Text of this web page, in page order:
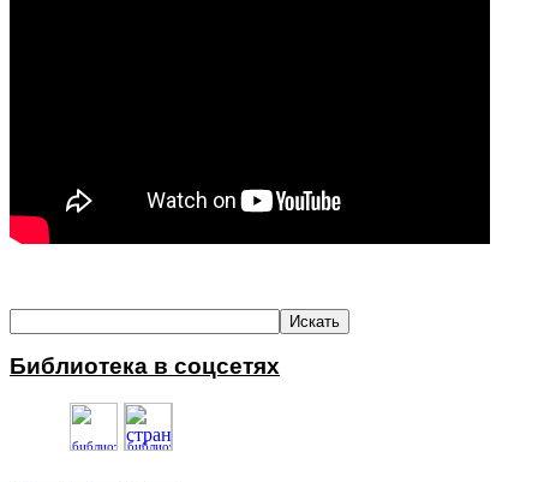
Библиотека в соцсетях